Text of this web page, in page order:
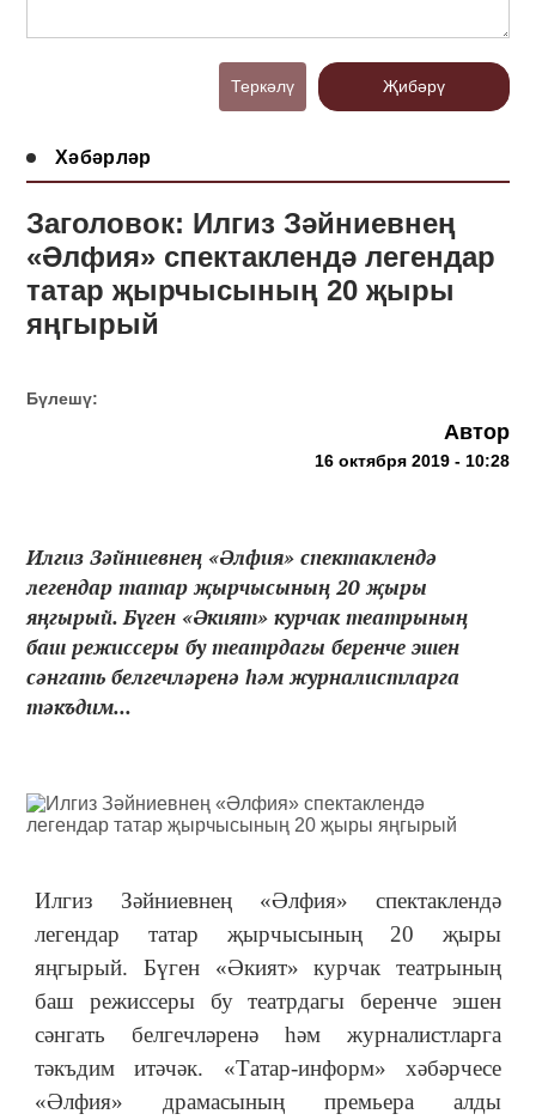
Теркәлү Җибәрү
Хәбәрләр
Заголовок: Илгиз Зәйниевнең
«Әлфия» спектаклендә легендар
татар җырчысының 20 җыры
яңгырый
Бүлешү:
Автор
16 октября 2019 - 10:28
Илгиз Зәйниевнең «Әлфия» спектаклендә
легендар татар җырчысының 20 җыры
яңгырый. Бүген «Әкият» курчак театрының
баш режиссеры бу театрдагы беренче эшен
сәнгать белгечләренә һәм журналистларга
тәкъдим...
Илгиз Зәйниевнең «Әлфия» спектаклендә
легендар татар җырчысының 20 җыры
яңгырый. Бүген «Әкият» курчак театрының
баш режиссеры бу театрдагы беренче эшен
сәнгать белгечләренә һәм журналистларга
тәкъдим итәчәк. «Татар-информ» хәбәрчесе
«Әлфия» драмасының премьера алды